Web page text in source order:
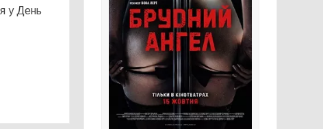
у День